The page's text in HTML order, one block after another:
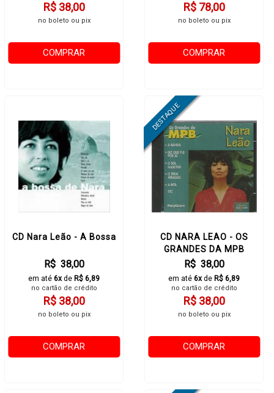
R$ 38,00
no boleto ou pix
COMPRAR
R$ 78,00
no boleto ou pix
COMPRAR
CD Nara Leão - A Bossa
R$ 38,00
em até 6xde R$ 6,89
no cartão de crédito
R$ 38,00
no boleto ou pix
COMPRAR
CD NARA LEAO - OS
GRANDES DA MPB
R$ 38,00
em até 6xde R$ 6,89
no cartão de crédito
R$ 38,00
no boleto ou pix
COMPRAR